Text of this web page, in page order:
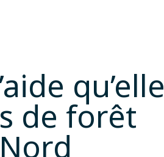
qu’elle
de forêt